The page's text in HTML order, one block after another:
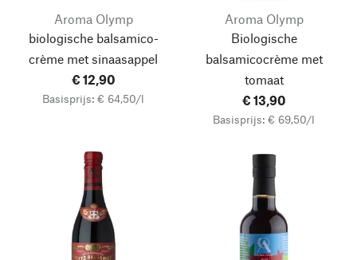
Aroma Olymp
biologische balsamico-
crème met sinaasappel
€ 12,90
Basisprijs: € 64,50/l
Aroma Olymp
Biologische
balsamicocrème met
tomaat
€ 13,90
Basisprijs: € 69,50/l